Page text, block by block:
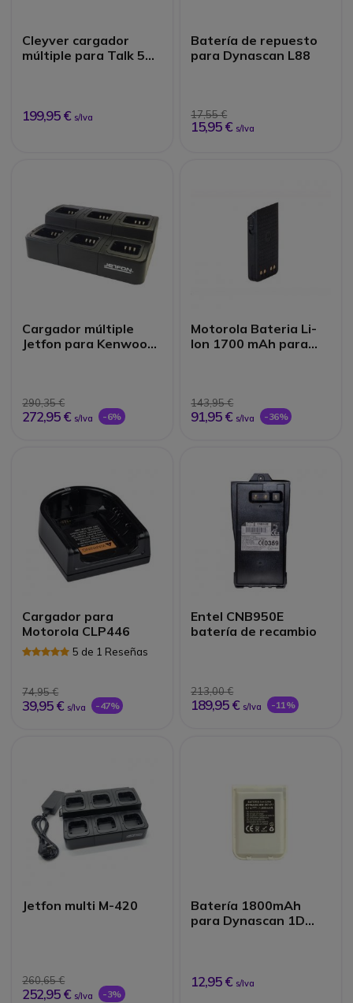
Cleyver cargador
múltiple para Talk 55
199,95 € s/Iva
Batería de repuesto
para Dynascan L88
17,55 €
15,95 € s/Iva
Cargador múltiple
Jetfon para Kenwood
290,35 €
272,95 € s/Iva -6%
Motorola Bateria Li-
Ion 1700 mAh para
143,95 €
91,95 € s/Iva -36%
Cargador para
Motorola CLP446
5 de 1 Reseñas
74,95 €
39,95 € s/Iva -47%
Entel CNB950E
batería de recambio
213,00 €
189,95 € s/Iva -11%
Jetfon multi M-420
260,65 €
252,95 € s/Iva -3%
Batería 1800mAh
para Dynascan 1D
12,95 € s/Iva